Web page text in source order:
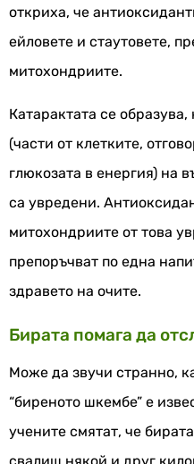
откриха, че
ейловете и стаутовете,
митохондриите.
Катарактата се
(части от клетките,
глюкозата в енергия) на
са увредени.
митохондриите от това
препоръчват по една
здравето на очите.
Бирата помага да
Може да звучи странно,
“биреното шкембе” е
учените смятат, че